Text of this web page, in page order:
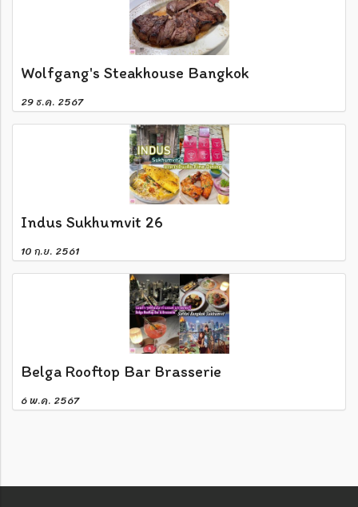
Wolfgang's Steakhouse Bangkok
29 ธ.ค. 2567
Indus Sukhumvit 26
10 ก.ย. 2561
Belga Rooftop Bar Brasserie
6 พ.ค. 2567